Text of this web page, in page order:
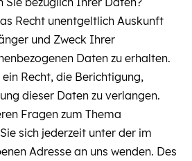
Recht unentgeltlich Auskunft
und Zweck Ihrer
Daten zu erhalten.
Recht, die Berichtigung,
dieser Daten zu verlangen.
Fragen zum Thema
sich jederzeit unter der im
Adresse an uns wenden. Des